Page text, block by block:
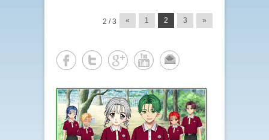
投稿ナビゲーション
2 / 3 « 1 2 3 »